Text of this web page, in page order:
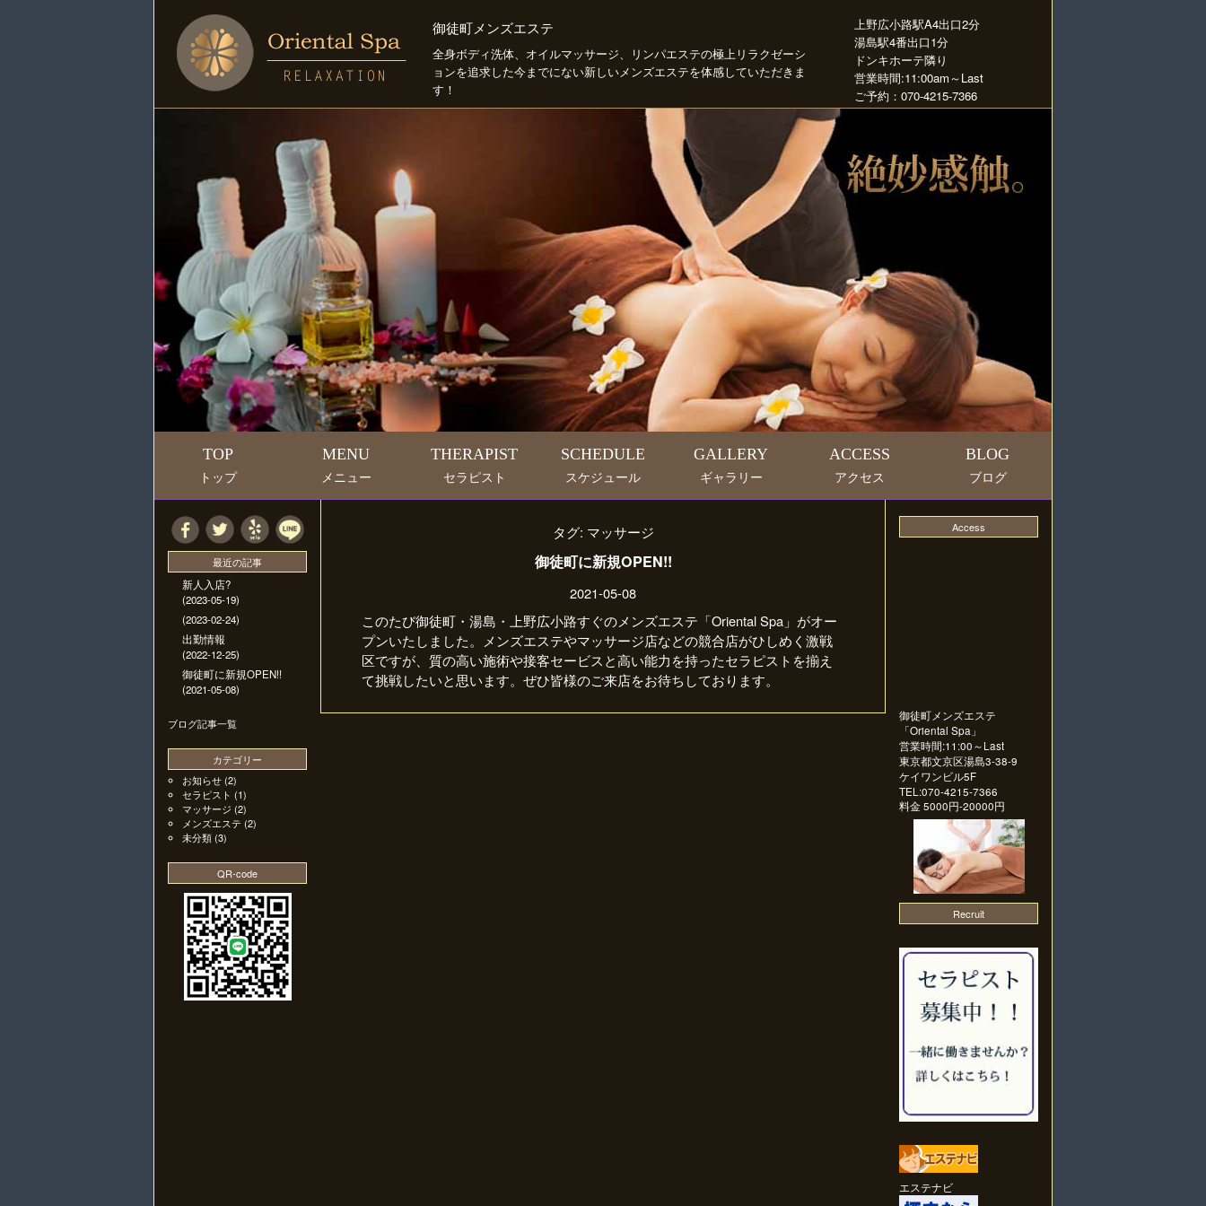
御徒町メンズエステ
全身ボディ洗体、オイルマッサージ、リンパエステの極上リラクゼーシ
ョンを追求した今までにない新しいメンズエステを体感していただきま
す！
上野広小路駅A4出口2分
湯島駅4番出口1分
ドンキホーテ隣り
営業時間:11:00am～Last
ご予約：070-4215-7366
TOP
トップ
MENU
メニュー
THERAPIST
セラピスト
SCHEDULE
スケジュール
GALLERY
ギャラリー
ACCESS
アクセス
BLOG
ブログ
タグ: マッサージ
御徒町に新規OPEN!!
2021-05-08
このたび御徒町・湯島・上野広小路すぐのメンズエステ「Oriental Spa」がオー
プンいたしました。メンズエステやマッサージ店などの競合店がひしめく激戦
区ですが、質の高い施術や接客セービスと高い能力を持ったセラピストを揃え
て挑戦したいと思います。ぜひ皆様のご来店をお待ちしております。
最近の記事
新人入店?
(2023-05-19)
(2023-02-24)
出勤情報
(2022-12-25)
御徒町に新規OPEN!!
(2021-05-08)
ブログ記事一覧
カテゴリー
お知らせ(2)
セラピスト (1)
マッサージ (2)
メンズエステ (2)
未分類(3)
QR-code
Access
御徒町メンズエステ
「Oriental Spa 」
営業時間:11:00～Last
東京都文京区湯島3-38-9
ケイワンビル5F
TEL:070-4215-7366
料金5000円-20000円
Recruit
エステナビ